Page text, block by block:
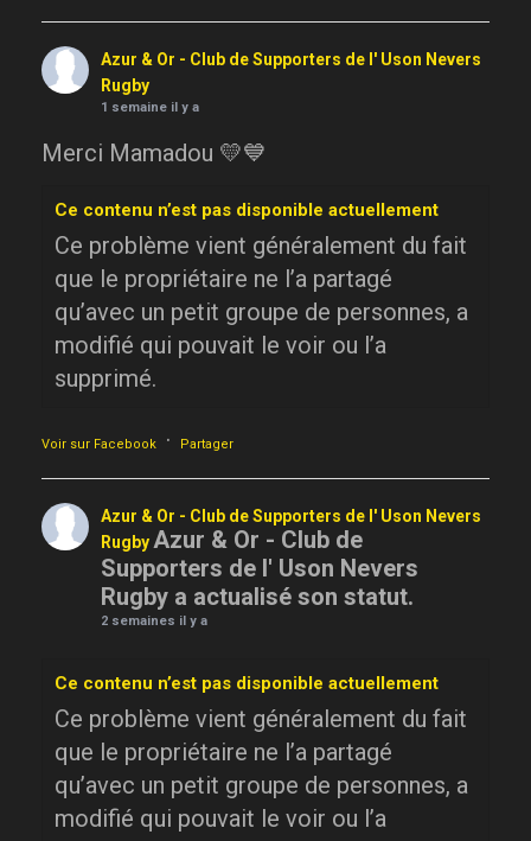
Azur & Or - Club de Supporters de l' Uson Nevers
Rugby
1 semaine il y a
Merci Mamadou 💛💙
Ce contenu n’est pas disponible actuellement
Ce problème vient généralement du fait
que le propriétaire ne l’a partagé
qu’avec un petit groupe de personnes, a
modifié qui pouvait le voir ou l’a
supprimé.
Voir sur Facebook · Partager
Azur & Or - Club de Supporters de l' Uson Nevers
RugbyAzur & Or - Club de
Supporters de l' Uson Nevers
Rugby a actualisé son statut.
2 semaines il y a
Ce contenu n’est pas disponible actuellement
Ce problème vient généralement du fait
que le propriétaire ne l’a partagé
qu’avec un petit groupe de personnes, a
modifié qui pouvait le voir ou l’a